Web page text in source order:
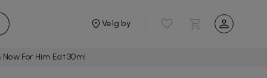
Velg by
For Him Edt 30ml